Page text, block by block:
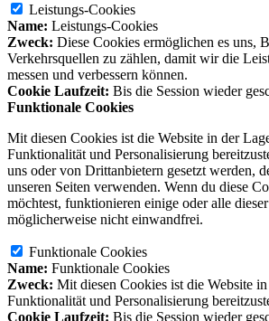
Leistungs-Cookies
Name: Leistungs-Cookies
Zweck: Diese Cookies ermöglichen es uns,
Verkehrsquellen zu zählen, damit wir die
messen und verbessern können.
Cookie Laufzeit: Bis die Session wieder
Funktionale Cookies
Mit diesen Cookies ist die Website in der
Funktionalität und Personalisierung
uns oder von Drittanbietern gesetzt werden,
unseren Seiten verwenden. Wenn du diese
möchtest, funktionieren einige oder alle
möglicherweise nicht einwandfrei.
Funktionale Cookies
Name: Funktionale Cookies
Zweck: Mit diesen Cookies ist die Website
Funktionalität und Personalisierung
Cookie Laufzeit: Bis die Session wieder